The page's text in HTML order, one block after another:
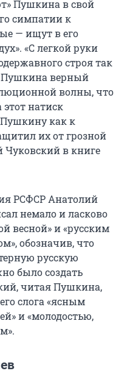
Пушкина в свой
симпатии к
— ищут в его
«С легкой руки
строя так
Пушкина верный
волны, что
этот натиск
как к
их от грозной
Чуковский в книге
РСФСР Анатолий
немало и ласково
весной» и «русским
обозначив, что
русскую
было создать
читая Пушкина,
слога «ясным
и «молодостью,